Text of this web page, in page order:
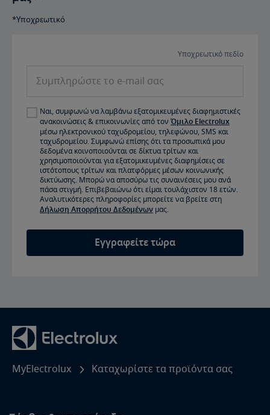
*Υποχρεωτικό
Υποχρεωτικό πεδίο
Ναι, συμφωνώ να λαμβάνω εξατομικευμένες διαφημιστικές
ανακοινώσεις & επικοινωνίες από τον Όμιλο Electrolux
μέσω ηλεκτρονικού ταχυδρομείου, τηλεφώνου, SMS και
ταχυδρομείου. Συμφωνώ επίσης ότι τα προσωπικά μου
δεδομένα κοινοποιούνται σε δίκτυα τρίτων και
χρησιμοποιούνται για εξατομικευμένες διαφημίσεις σε
ιστότοπους τρίτων και πλατφόρμες μέσων κοινωνικής
δικτύωσης. Μπορώ να αποσύρω τις συναινέσεις μου ανά
πάσα στιγμή. Επιβεβαιώνω ότι είμαι τουλάχιστον 18 ετών.
Αναλυτικότερες πληροφορίες μπορείτε να βρείτε στη
Δήλωση Απορρήτου Δεδομένων μας.
Εγγραφείτε τώρα
MyElectrolux Καταχωρίστε τα προϊόντα σας